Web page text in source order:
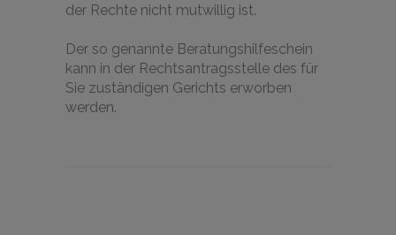
der Rechte nicht mutwillig ist.
Der so genannte Beratungshilfeschein
kann in der Rechtsantragsstelle des für
Sie zuständigen Gerichts erworben
werden.